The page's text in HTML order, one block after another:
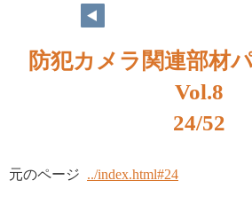
防犯カメラ関連部材
Vol.8
24/52
元のページ ../index.html#24